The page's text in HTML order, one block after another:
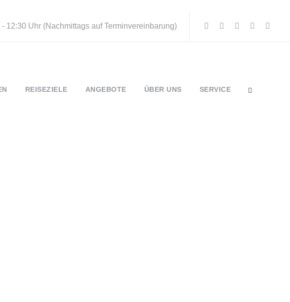
12:30 Uhr (Nachmittags auf Terminvereinbarung)
REISEZIELE ANGEBOTE ÜBER UNS SERVICE